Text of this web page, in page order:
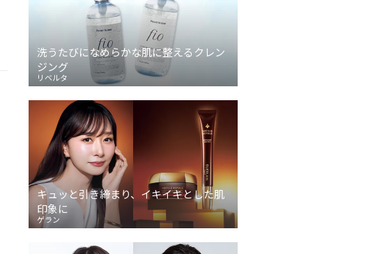
洗うたびになめらかな肌に整えるクレン
ジング
リベルタ
キュッと引き締まり、イキイキとした肌
印象に
ゲラン